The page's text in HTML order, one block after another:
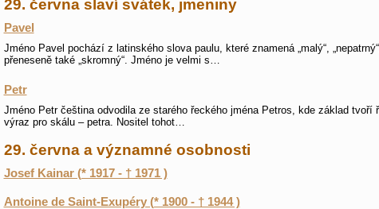
29. června slaví svátek, jmeniny
Pavel
Jméno Pavel pochází z latinského slova paulu, které znamená „malý“,
přeneseně také „skromný“. Jméno je velmi s…
Petr
Jméno Petr čeština odvodila ze starého řeckého jména Petros, kde základ tvoří
výraz pro skálu – petra. Nositel tohot…
29. června a významné osobnosti
Josef Kainar (* 1917 - † 1971 )
Antoine de Saint-Exupéry (* 1900 - † 1944 )